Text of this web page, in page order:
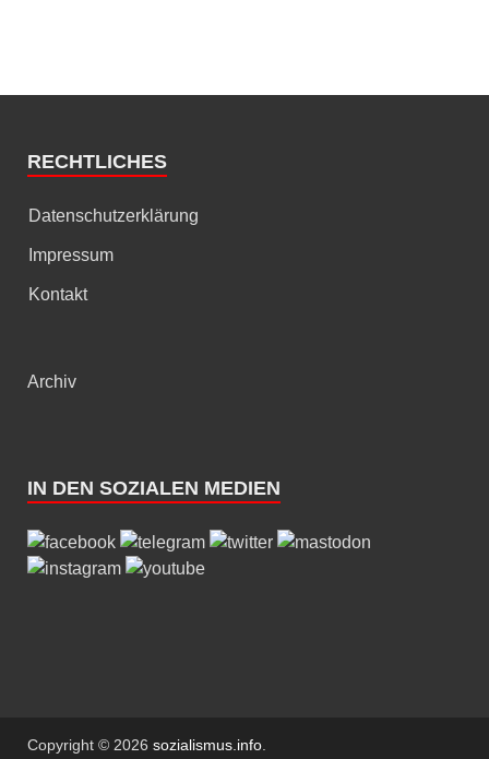
RECHTLICHES
Datenschutzerklärung
Impressum
Kontakt
Archiv
IN DEN SOZIALEN MEDIEN
Copyright © 2026 sozialismus.info.